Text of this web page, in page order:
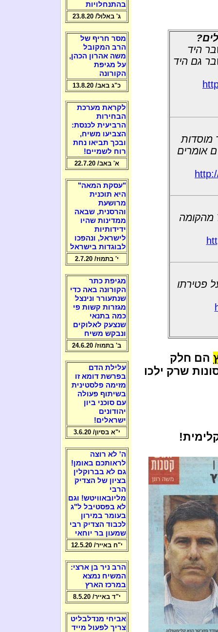
היד
גם היד
מוסדות
אומרים
חשד: אישה מכפר חב"ד קפצה עם בנה בן ה-7 מהקומה
פטירתו
הם חלק
שרק ילכו
בהתנחלויות
ג' באלול/ 23.8.20
מסר חריף של
הרב המקובל
משה אהרון הכהן,
על מגיפת
הקורונה
כ"ג באב/ 13.8.20
לקראת מערכת
הבחירות
הרביעית לכנסת:
הצביעו משיח,
ובכך תביאו נחת
רוח לשמיים!
א' באב/ 22.7.20
"עסקת המאה"
היא תוכנית
מרושעת
והרסנית, שבאה
ממדינות שהיו
ידידותיות
לישראל, ונהפכו
לבוגדות בישראל
י' בתמוז/ 2.7.20
מגיפת כתר
הקורונה באה כדי
שנתעורר ונינצל
מגזרות קשות פי
כמה בתנאי
שנצעק לאלוקים
ונבקש משיח
ב' בתמוז/ 24.6.20
עלילת הדם
בפרשת דומא זו
מזימה פלסטינית
בשיתוף פעולה
עם סוכני ביון
יהודונים
ישראלים!
י"א בסיון/ 3.6.20
ה' לא רוצה
לראותכם באומן!
גם לא בברוקלין
בציון של הצדיק
הרבי
מליובאוויטש! וגם
לא בפסטיבל ל"ג
בעומר במירון
לכבוד הצדיק רבי
שמעון בר יוחאי
י"ח באייר/ 12.5.20
הרב ניר בן ארצי:
המשיח נמצא
במרכז הארץ
י"ד באייר/ 8.5.20
אביחי מנדלבליט
צריך לפעול מייד